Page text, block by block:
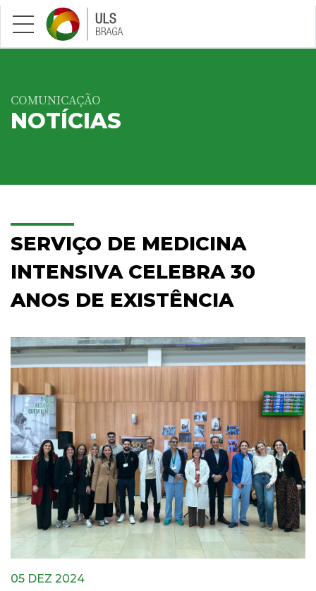
Saltar para conteúdo principal
COMUNICAÇÃO
NOTÍCIAS
SERVIÇO DE MEDICINA
INTENSIVA CELEBRA 30
ANOS DE EXISTÊNCIA
05 DEZ 2024